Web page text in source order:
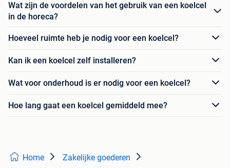
Wat zijn de voordelen van het gebruik van een koelcel
in de horeca?
Hoeveel ruimte heb je nodig voor een koelcel?
Kan ik een koelcel zelf installeren?
Wat voor onderhoud is er nodig voor een koelcel?
Hoe lang gaat een koelcel gemiddeld mee?
Home Zakelijke goederen